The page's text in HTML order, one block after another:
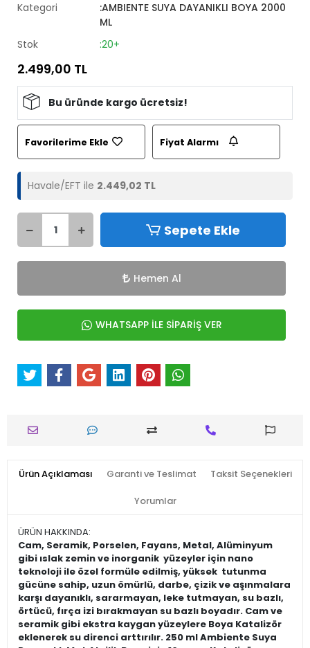
Kategori
:AMBIENTE SUYA DAYANIKLI BOYA 2000
ML
Stok
:20+
2.499,00 TL
Bu üründe kargo ücretsiz!
Favorilerime Ekle Fiyat Alarmı
Havale/EFT ile 2.449,02 TL
Sepete Ekle
Hemen Al
WHATSAPP İLE SİPARİŞ VER
Ürün Açıklaması Garanti ve Teslimat Taksit Seçenekleri
Yorumlar
ÜRÜN HAKKINDA:
Cam, Seramik, Porselen, Fayans, Metal, Alüminyum
gibi ıslak zemin ve inorganik yüzeyler için nano
teknoloji ile özel formüle edilmiş, yüksek tutunma
gücüne sahip, uzun ömürlü, darbe, çizik ve aşınmalara
karşı dayanıklı, sararmayan, leke tutmayan, su bazlı,
örtücü, fırça izi bırakmayan su bazlı boyadır. Cam ve
seramik gibi ekstra kaygan yüzeylere Boya Katalizör
eklenerek su direnci arttırılır. 250 ml Ambiente Suya